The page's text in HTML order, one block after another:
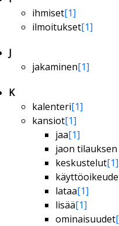
ihmiset[1]
ilmoitukset[1]
J
jakaminen[1]
K
kalenteri[1]
kansiot[1]
jaa[1]
jaon
keskustelut[1]
lataa[1]
lisää[1]
ominaisuudet